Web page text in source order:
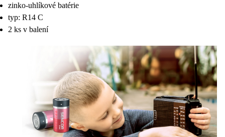
zinko-uhlíkové batérie
typ: R14 C
2 ks v balení